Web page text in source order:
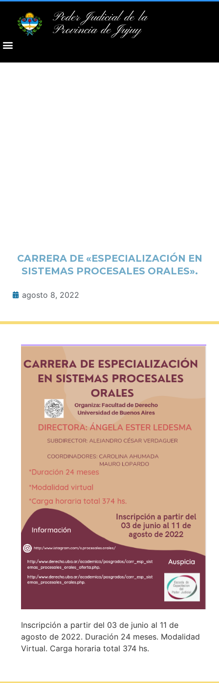
Poder Judicial de la
Provincia de Jujuy
CARRERA DE «ESPECIALIZACIÓN EN
SISTEMAS PROCESALES ORALES».
agosto 8, 2022
Inscripción a partir del 03 de junio al 11 de
agosto de 2022. Duración 24 meses. Modalidad
Virtual. Carga horaria total 374 hs.